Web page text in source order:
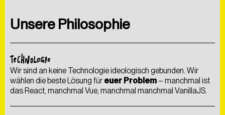
Unsere Philosophie
TECHNOLOGIE
Wir sind an keine Technologie ideologisch gebunden. Wir
wählen die beste Lösung für euer Problem – manchmal ist
das React, manchmal Vue, manchmal manchmal VanillaJS.